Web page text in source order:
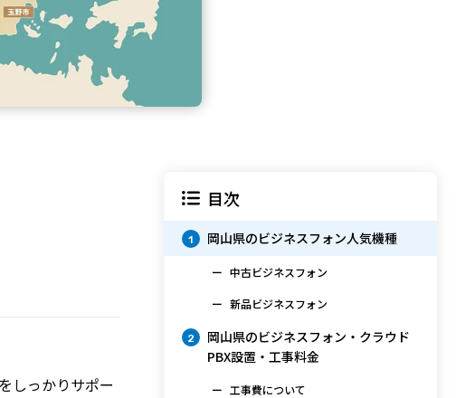
しっかりサポー
目次
1 岡山県のビジネスフォン人気機種
中古ビジネスフォン
新品ビジネスフォン
2
岡山県のビジネスフォン・クラウド
PBX設置・工事料金
工事費について